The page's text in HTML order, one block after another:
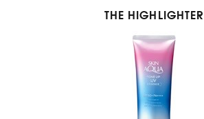
THE HIGHLIGHTER